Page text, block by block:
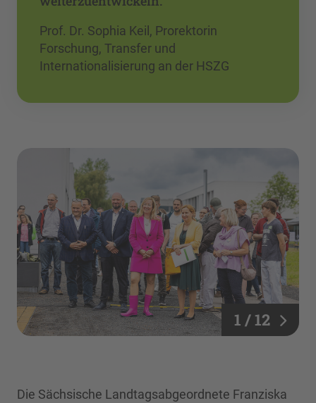
Prof. Dr. Sophia Keil, Prorektorin
Forschung, Transfer und
Internationalisierung an der HSZG
1 / 12
Die Sächsische Landtagsabgeordnete Franziska